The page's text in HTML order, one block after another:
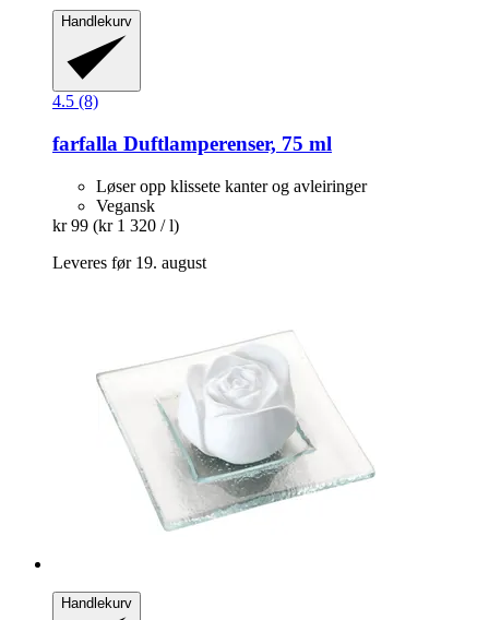
Handlekurv
4.5 (8)
farfalla Duftlamperenser, 75 ml
Løser opp klissete kanter og avleiringer
Vegansk
kr 99 (kr 1 320 / l)
Leveres før 19. august
Handlekurv